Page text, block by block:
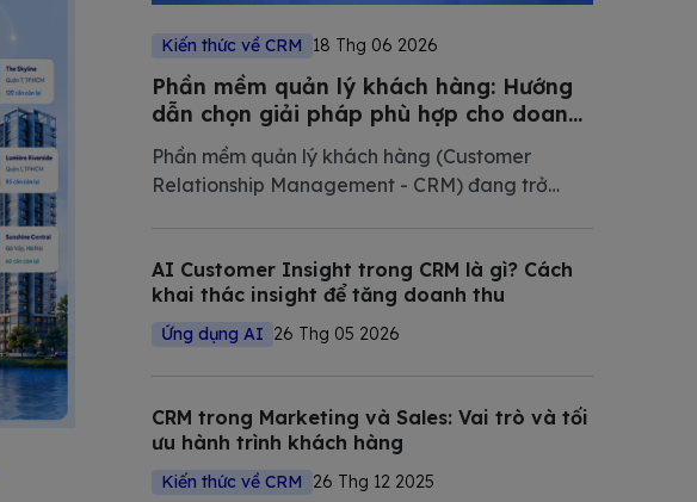
Kiến thức về CRM 18 Thg 06 2026
Phần mềm quản lý khách hàng: Hướng
dẫn chọn giải pháp phù hợp cho doanh
nghiệp Việt Nam 2026
Phần mềm quản lý khách hàng (Customer
Relationship Management - CRM) đang trở
Trong bài viết này, Bizfly tổng hợp và phân tích
chi tiết các giải pháp CRM tốt nhất
AI Customer Insight trong CRM là gì? Cách
khai thác insight để tăng doanh thu
Ứng dụng AI 26 Thg 05 2026
CRM trong Marketing và Sales: Vai trò và tối
ưu hành trình khách hàng
Kiến thức về CRM 26 Thg 12 2025